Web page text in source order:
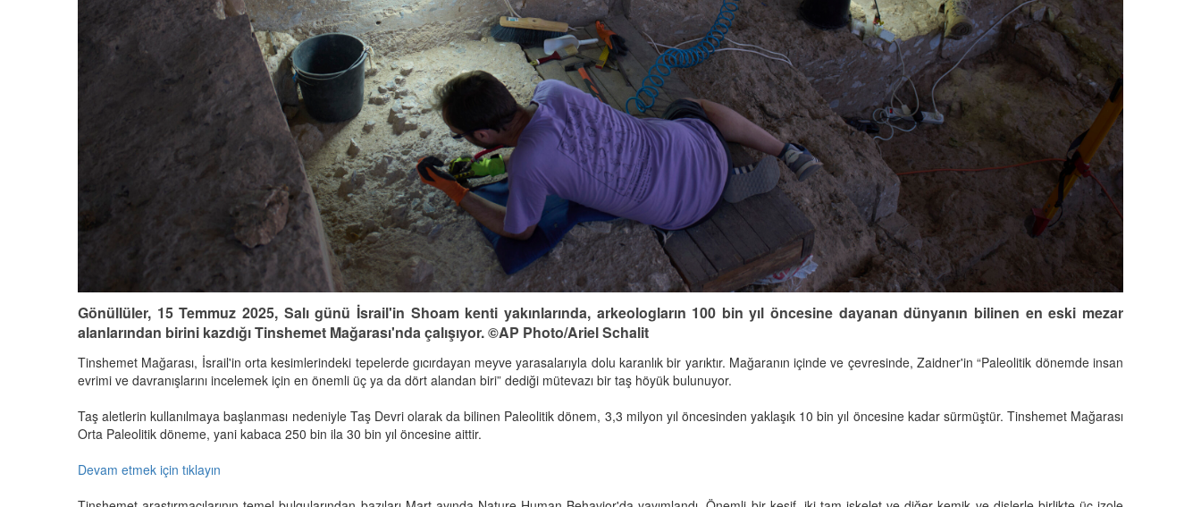
Gönüllüler, 15 Temmuz 2025, Salı günü İsrail'in Shoam kenti yakınlarında, arkeologların 100 bin yıl öncesine dayanan dünyanın bilinen en eski mezar
alanlarından birini kazdığı Tinshemet Mağarası'nda çalışıyor. ©AP Photo/Ariel Schalit
Tinshemet Mağarası, İsrail'in orta kesimlerindeki tepelerde gıcırdayan meyve yarasalarıyla dolu karanlık bir yarıktır. Mağaranın içinde ve çevresinde, Zaidner'in “Paleolitik dönemde insan
evrimi ve davranışlarını incelemek için en önemli üç ya da dört alandan biri” dediği mütevazı bir taş höyük bulunuyor.
Taş aletlerin kullanılmaya başlanması nedeniyle Taş Devri olarak da bilinen Paleolitik dönem, 3,3 milyon yıl öncesinden yaklaşık 10 bin yıl öncesine kadar sürmüştür. Tinshemet Mağarası
Orta Paleolitik döneme, yani kabaca 250 bin ila 30 bin yıl öncesine aittir.
Devam etmek için tıklayın